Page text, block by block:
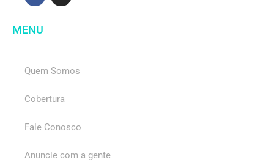
MENU
Quem Somos
Cobertura
Fale Conosco
Anuncie com a gente